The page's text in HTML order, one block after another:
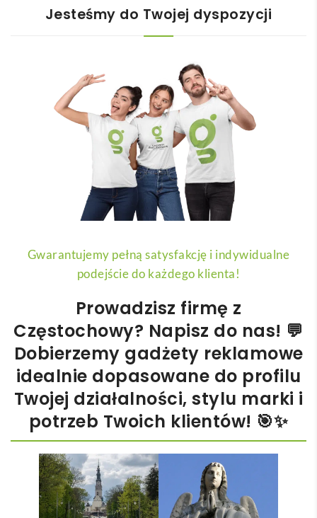
Jesteśmy do Twojej dyspozycji
Gwarantujemy pełną satysfakcję i indywidualne
podejście do każdego klienta!
Prowadzisz firmę z
Częstochowy? Napisz do nas! 💬
Dobierzemy gadżety reklamowe
idealnie dopasowane do profilu
Twojej działalności, stylu marki i
potrzeb Twoich klientów! 🎯✨